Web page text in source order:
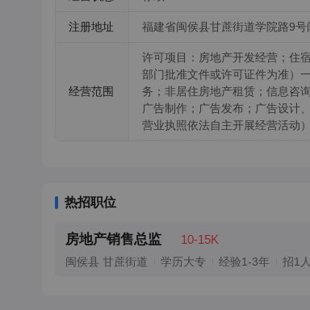
注册地址 福建省闽侯县甘蔗街道学院路9
经营范围
许可项目：房地产开发经营；住
部门批准文件或许可证件为准）
务；非居住房地产租赁；信息咨
广告制作；广告发布；广告设计
营业执照依法自主开展经营活动）
热招职位
房地产销售总监 10-15K
闽侯县 甘蔗街道 学历大专 经验1-3年 招1人